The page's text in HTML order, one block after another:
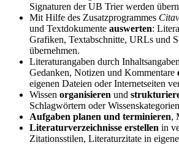
Signaturen der UB Trier werden
Mit Hilfe des Zusatzprogrammes
und Textdokumente auswerten:
Grafiken, Textabschnitte, URLs und
übernehmen.
Literaturangaben durch
Gedanken, Notizen und Kommentare
eigenen Dateien oder Internetseiten
Wissen organisieren und
Schlagwörtern oder
Aufgaben planen und terminieren,
Literaturverzeichnisse erstellen in
Zitationsstilen, Literaturzitate in